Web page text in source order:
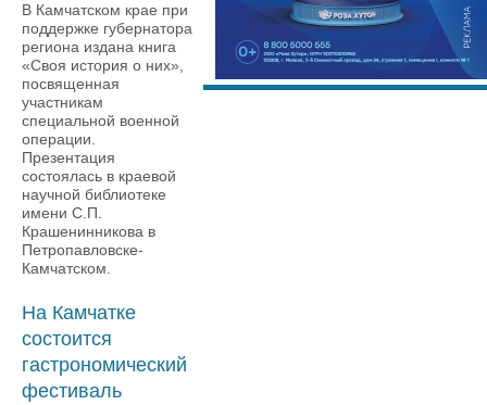
В Камчатском крае при
поддержке губернатора
региона издана книга
«Своя история о них»,
посвященная
участникам
специальной военной
операции.
Презентация
состоялась в краевой
научной библиотеке
имени С.П.
Крашенинникова в
Петропавловске-
Камчатском.
На Камчатке
состоится
гастрономический
фестиваль